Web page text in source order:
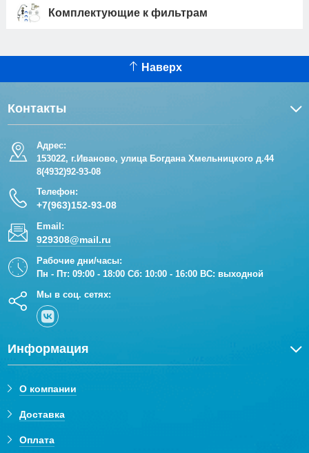
Комплектующие к фильтрам
Наверх
Контакты
Адрес:
153022, г.Иваново, улица Богдана Хмельницкого д.44
8(4932)92-93-08
Телефон:
+7(963)152-93-08
Email:
929308@mail.ru
Рабочие дни/часы:
Пн - Пт: 09:00 - 18:00 Сб: 10:00 - 16:00 ВС: выходной
Мы в соц. сетях:
Информация
О компании
Доставка
Оплата